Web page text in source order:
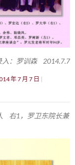
入：罗训森 2014.7.7
年 7 月 7 日
右1，罗卫东院长兼